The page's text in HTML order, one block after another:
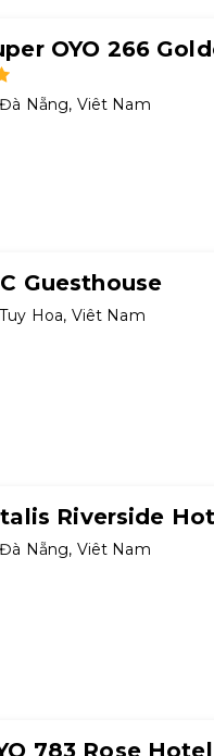
OYO 266
Đà Nẵng, Viêt Nam
Guesthouse
Tuy Hoa, Viêt Nam
Riverside
Đà Nẵng, Viêt Nam
783 Rose Hotel